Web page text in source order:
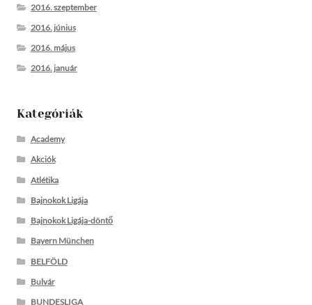
2016. szeptember
2016. június
2016. május
2016. január
Kategóriák
Academy
Akciók
Atlétika
Bajnokok Ligája
Bajnokok Ligája-döntő
Bayern München
BELFÖLD
Bulvár
BUNDESLIGA